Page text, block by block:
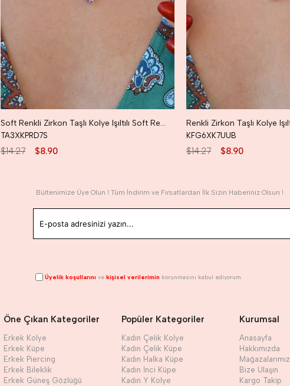
Soft Renkli Zirkon Taşlı Kolye Işıltılı Soft Renk Kiraz Kolye
TA3XKPRD7S
$8.90
$14.27
Renkli Zirkon Taşlı Kolye
KFG6XK7UUB
$8.90
$14.27
Bültenimize Üye Olun ! Tüm İndirim ve Fırsatlardan İlk Sizin Haberiniz Olsun !
Üyelik koşullarını ve kişisel verilerimin korunmasını kabul ediyorum.
Öne Çıkan Kategoriler
Erkek Kolye
Erkek Küpe
Erkek Piercing
Erkek Bileklik
Erkek Güneş Gözlüğü
Popüler Kategoriler
Kadın Çelik Kolye
Kadın Çelik Küpe
Kadın Halka Küpe
Kadın İnci Küpe
Kadın Y Kolye
Kurumsal
Anasayfa
Hakkımızda
Mağazalarımız
Bize Ulaşın
Kargo Takip